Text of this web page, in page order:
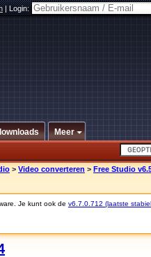
|Login:
Meer
> Video converteren > Free Studio
Je kunt ook de v6.7.0.712 (laatste